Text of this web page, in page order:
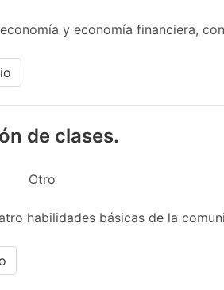
y economía financiera,
de clases.
Otro
habilidades básicas de la